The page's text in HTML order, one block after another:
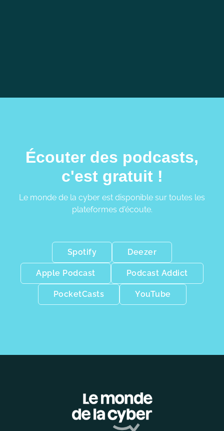
Écouter des podcasts,
c'est gratuit !
Le monde de la cyber est disponible sur toutes les
plateformes d'écoute.
Spotify Deezer
Apple Podcast Podcast Addict
PocketCasts YouTube